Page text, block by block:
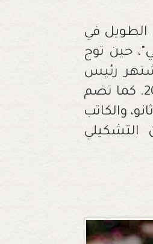
الطويل في
حين توج
"فيسباكو" سنة 1997. كما اشتهر رئيس
لجنة التحكيم بفيلمه الأخير "الحب مكافأة"، الذي أخرجه سنة 2013. كما تضم
والكاتب
التشكيلي